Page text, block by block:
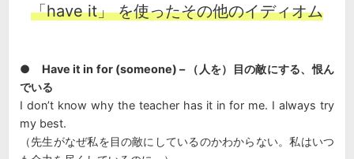
「have it」 を使ったその他のイディオム
● Have it in for (someone) – （人を）目の敵にする、恨ん
でいる
I don’t know why the teacher has it in for me. I always try
my best.
（先生がなぜ私を目の敵にしているのかわからない。私はいつ